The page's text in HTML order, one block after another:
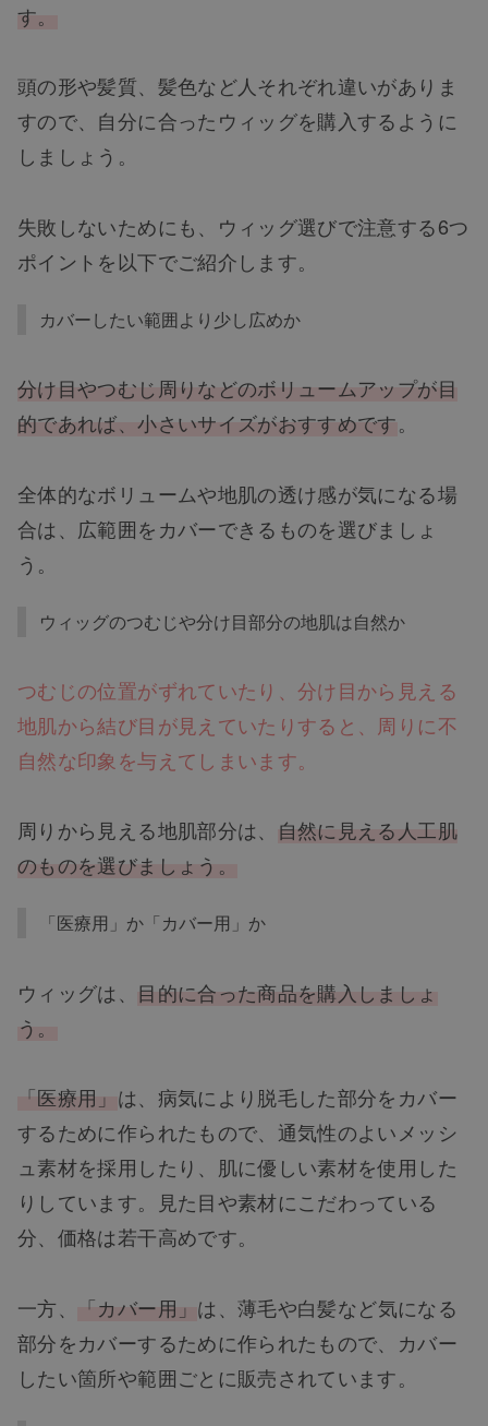
す。
頭の形や髪質、髪色など人それぞれ違いがありま
すので、自分に合ったウィッグを購入するように
しましょう。
失敗しないためにも、ウィッグ選びで注意する6つ
ポイントを以下でご紹介します。
カバーしたい範囲より少し広めか
分け目やつむじ周りなどのボリュームアップが目
的であれば、小さいサイズがおすすめです。
全体的なボリュームや地肌の透け感が気になる場
合は、広範囲をカバーできるものを選びましょ
う。
ウィッグのつむじや分け目部分の地肌は自然か
つむじの位置がずれていたり、分け目から見える
地肌から結び目が見えていたりすると、周りに不
自然な印象を与えてしまいます。
周りから見える地肌部分は、 自然に見える人工肌
のものを選びましょう。
「医療用」か「カバー用」か
ウィッグは、 目的に合った商品を購入しましょ
う。
「医療用」 は、病気により脱毛した部分をカバー
するために作られたもので、通気性のよいメッシ
ュ素材を採用したり、肌に優しい素材を使用した
りしています。見た目や素材にこだわっている
分、価格は若干高めです。
一方、 「カバー用」 は、薄毛や白髪など気になる
部分をカバーするために作られたもので、カバー
したい箇所や範囲ごとに販売されています。